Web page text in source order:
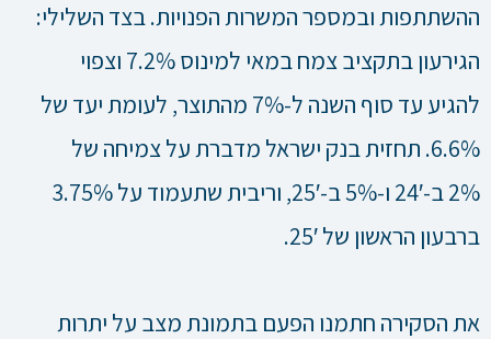
ההשתתפות ובמספר המשרות הפנויות. בצד השלילי:
הגירעון בתקציב צמח במאי למינוס 7.2% וצפוי
להגיע עד סוף השנה ל-7% מהתוצר, לעומת יעד של
6.6%. תחזית בנק ישראל מדברת על צמיחה של
2% ב-24′ ו-5% ב-25′, וריבית שתעמוד על 3.75%
ברבעון הראשון של 25′.
את הסקירה חתמנו הפעם בתמונת מצב על יתרות